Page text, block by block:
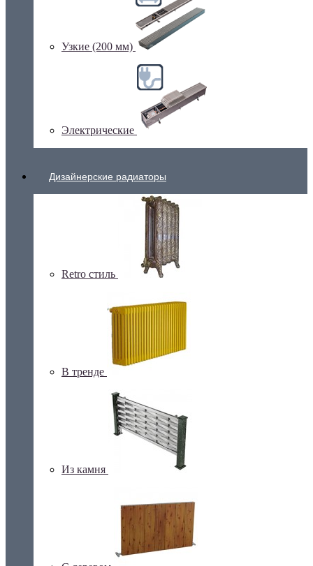
Узкие (200 мм)
Электрические
Дизайнерские радиаторы
Retro стиль
В тренде
Из камня